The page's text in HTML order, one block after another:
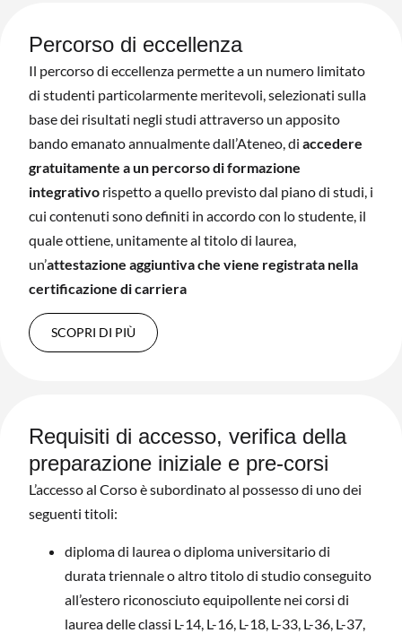
Percorso di eccellenza
Il percorso di eccellenza permette a un numero limitato
di studenti particolarmente meritevoli, selezionati sulla
base dei risultati negli studi attraverso un apposito
bando emanato annualmente dall’Ateneo, di accedere
gratuitamente a un percorso di formazione
integrativo rispetto a quello previsto dal piano di studi, i
cui contenuti sono definiti in accordo con lo studente, il
quale ottiene, unitamente al titolo di laurea,
un’attestazione aggiuntiva che viene registrata nella
certificazione di carriera
SCOPRI DI PIÙ
Requisiti di accesso, verifica della
preparazione iniziale e pre-corsi
L’accesso al Corso è subordinato al possesso di uno dei
seguenti titoli:
diploma di laurea o diploma universitario di
durata triennale o altro titolo di studio conseguito
all’estero riconosciuto equipollente nei corsi di
laurea delle classi L-14, L-16, L-18, L-33, L-36, L-37,